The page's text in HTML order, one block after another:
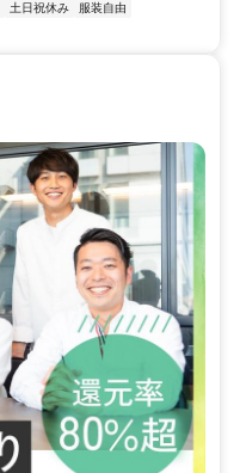
土日祝休み
服装自由